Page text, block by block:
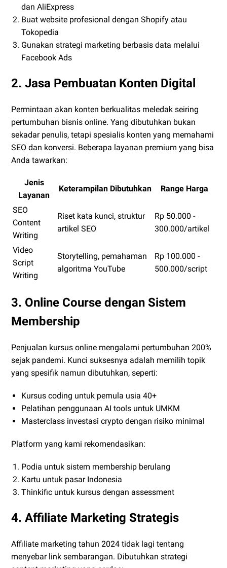
dan AliExpress
Buat website profesional dengan Shopify atau
Tokopedia
Gunakan strategi marketing berbasis data melalui
Facebook Ads
2. Jasa Pembuatan Konten Digital
Permintaan akan konten berkualitas meledak seiring
pertumbuhan bisnis online. Yang dibutuhkan bukan
sekadar penulis, tetapi spesialis konten yang memahami
SEO dan konversi. Beberapa layanan premium yang bisa
Anda tawarkan:
Jenis
Layanan
Keterampilan Dibutuhkan Range Harga
SEO
Content
Writing
Riset kata kunci, struktur
artikel SEO
Rp 50.000 -
300.000/artikel
Video
Script
Writing
Storytelling, pemahaman
algoritma YouTube
Rp 100.000 -
500.000/script
3. Online Course dengan Sistem
Membership
Penjualan kursus online mengalami pertumbuhan 200%
sejak pandemi. Kunci suksesnya adalah memilih topik
yang spesifik namun dibutuhkan, seperti:
Kursus coding untuk pemula usia 40+
Pelatihan penggunaan AI tools untuk UMKM
Masterclass investasi crypto dengan risiko minimal
Platform yang kami rekomendasikan:
Podia untuk sistem membership berulang
Kartu untuk pasar Indonesia
Thinkific untuk kursus dengan assessment
4. Affiliate Marketing Strategis
Affiliate marketing tahun 2024 tidak lagi tentang
menyebar link sembarangan. Dibutuhkan strategi